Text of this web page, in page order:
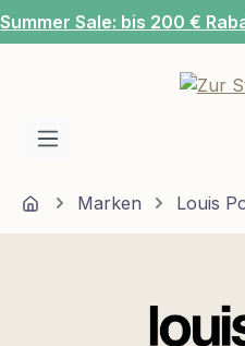
Zum Hauptinhalt springen
Summer Sale: bis 200 €
HomeMarken Louis